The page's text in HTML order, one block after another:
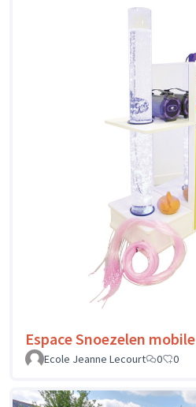
Espace Snoezelen mobile
Ecole Jeanne Lecourt
0 0